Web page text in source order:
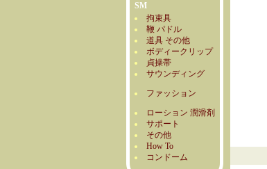
SM
拘束具
鞭 パドル
道具 その他
ボディークリップ
貞操帯
サウンディング
ファッション
ローション 潤滑剤
サポート
その他
How To
コンドーム